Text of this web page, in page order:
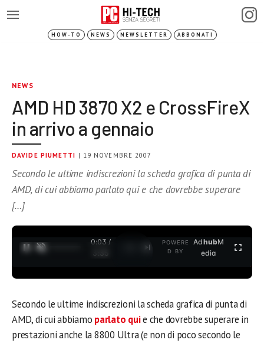
HOW-TO NEWS NEWSLETTER ABBONATI
NEWS
AMD HD 3870 X2 e CrossFireX
in arrivo a gennaio
DAVIDE PIUMETTI | 19 NOVEMBRE 2007
Secondo le ultime indiscrezioni la scheda grafica di punta di
AMD, di cui abbiamo parlato qui e che dovrebbe superare
[…]
0:03 /
3:35
POWERE
D BY
AdhubM
edia
Secondo le ultime indiscrezioni la scheda grafica di punta di
AMD, di cui abbiamo parlato quie che dovrebbe superare in
prestazioni anche la 8800 Ultra (e non di poco secondo le